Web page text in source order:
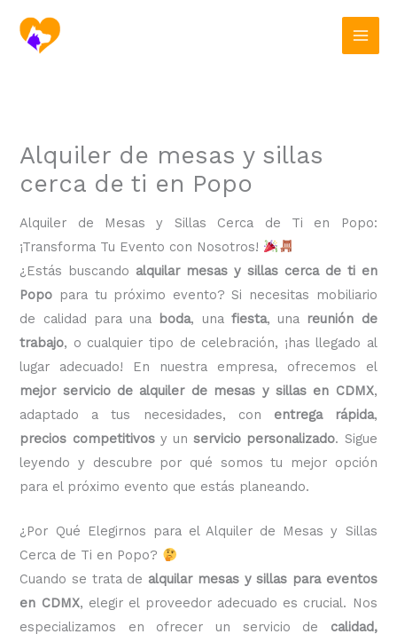
contenido
Alquiler de mesas y sillas
cerca de ti en Popo
Alquiler de Mesas y Sillas Cerca de Ti en Popo:
¡Transforma Tu Evento con Nosotros!
¿Estás buscando alquilar mesas y sillas cerca de ti en
Popo para tu próximo evento? Si necesitas mobiliario
de calidad para una boda, una fiesta, una reunión de
trabajo, o cualquier tipo de celebración, ¡has llegado al
lugar adecuado! En nuestra empresa, ofrecemos el
mejor servicio de alquiler de mesas y sillas en CDMX,
adaptado a tus necesidades, con entrega rápida,
precios competitivosy unservicio personalizado. Sigue
leyendo y descubre por qué somos tu mejor opción
para el próximo evento que estás planeando.
¿Por Qué Elegirnos para el Alquiler de Mesas y Sillas
Cerca de Ti en Popo?
Cuando se trata de alquilar mesas y sillas para eventos
en CDMX, elegir el proveedor adecuado es crucial. Nos
especializamos en ofrecer un servicio de calidad,